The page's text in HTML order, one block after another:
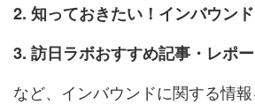
2. 知っておきたい！インバウン
3. 訪日ラボおすすめ記事・レポ
など、インバウンドに関する情